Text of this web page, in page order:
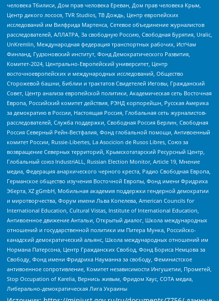
человека Тбилиси, Дом прав человека Ереван, Дом прав человека Крым,
Центр дикого лосося, TVR Studios, ТВ Дождь, Центр европейских
исследований им Вилфрида Мартенса, Сетевое объединение журналистов
расследователей, АЛЛАТРА, За свободную Россию, Свободная Бурятия, Uralic,
UnKremlin, Международная федерация транспортных рабочих, ИстЧам
Финланд, Гудзоновский институт, Фонд Демократического Развития,
Комитет-2024, Центрально-Европейский университет, Центр
восточноевропейских и международных исследований, Общество
Сторожевой башни, Библии и трактатов Свидетелей Иеговы, Гражданский
Совет, Центр анализа европейской политики, Академическая сеть Восточная
Европа, Российский комитет действия, РЭНД корпорейшн, Русская Америка
за демократию в России, Настоящая Россия, Глобальная сеть журналистов-
расследователей, Служба поддержки, Свободная Россия Берлин, Свободная
Россия Северный Рейн-Вестфалия, Фонд глобальной помощи, Антивоенный
комитет России, Russie-Libertes, La Asocicion de Rusos Libres, Союз за
возвращение Северных территорий, Крымскотатарский Ресурсный Центр,
Глобальный союз IndustriALL, Russian Election Monitor, Article 19, Мнение
медиа, Федерация анархического черного креста, Радио Свободная Европа,
Германское общество изучения Восточной Европы, Фонд имени Фридриха
Эберта, XZ gGmbH, Мобильная академия поддержки гендерной демократии
и миротворчества, Форум имени Льва Копелева, American Councils for
International Education, Cultural Vistas, Institute of International Education,
Антивоенное движение Антальи, Открытый диалог, Школа международных
отношений и государственной политики им Питера Мунка, Российско-
канадский демократический альянс, Школа международных отношений им
Нормана Патерсона, Центр Гражданских Свобод, Фонд Бориса Немцова за
Свободу, Фонд имени Фридриха Науманна за свободу, Феминистское
антивоенное сопротивление, Комитет независимости Ингушетии, Прометей,
Stop Occupation of Karelia, Вернись живым, Фридом Хаус, СОТА медиа,
Либерально-демократическая Лига Украины